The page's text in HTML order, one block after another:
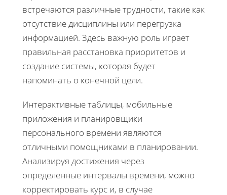
встречаются различные трудности, такие как
отсутствие дисциплины или перегрузка
информацией. Здесь важную роль играет
правильная расстановка приоритетов и
создание системы, которая будет
напоминать о конечной цели.
Интерактивные таблицы, мобильные
приложения и планировщики
персонального времени являются
отличными помощниками в планировании.
Анализируя достижения через
определенные интервалы времени, можно
корректировать курс и, в случае